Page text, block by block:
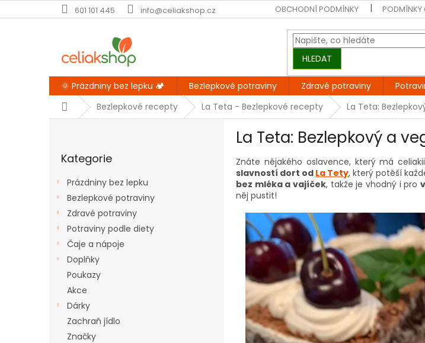
na
601 101 445 info@celiakshop.cz OBCHODNÍ PODMÍNKY
HLEDAT
🌞 Prázdniny bez lepku 🏕️ Bezlepkové potraviny Zdravé potraviny
DomůBezlepkové recepty La Teta - Bezlepkové recepty La Teta:
kategorie
Kategorie
Prázdniny bez lepku
Bezlepkové potraviny
Zdravé potraviny
Potraviny podle diety
Čaje a nápoje
Doplňky
Poukazy
Akce
Dárky
Zachraň jídlo
Značky
La Teta: Bezlepkový a
Znáte nějakého oslavence, který má
slavností dort od La Tety, který potěší
bez mléka a vajíček, takže je vhodný i pro
něj pustit!